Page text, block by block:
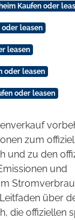
Kaufen oder
oder leasen
leasen
oder leasen
oder leasen
zum
und zu den
und
über
die offiziellen